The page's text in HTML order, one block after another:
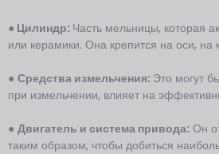
● Цилиндр: Часть мельницы, которая
или керамики. Она крепится на оси,
● Средства измельчения: Это могут
при измельчении, влияет на
● Двигатель и система привода: Он
таким образом, чтобы добиться